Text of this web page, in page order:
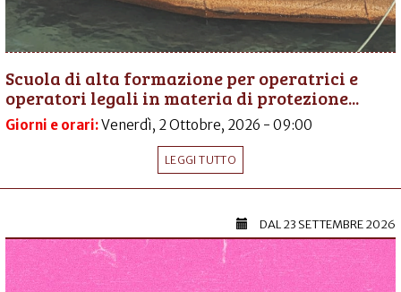
Scuola di alta formazione per operatrici e
operatori legali in materia di protezione...
Giorni e orari:Venerdì, 2 Ottobre, 2026 - 09:00
LEGGI TUTTO
DAL23 SETTEMBRE 2026